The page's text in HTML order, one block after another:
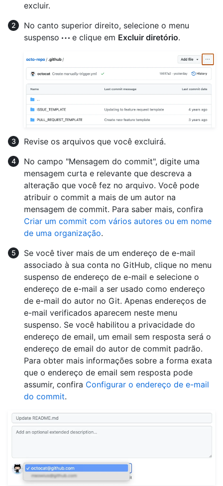
excluir.
No canto superior direito, selecione o menu
suspenso
e clique em Excluir diretório.
Revise os arquivos que você excluirá.
No campo "Mensagem do commit", digite uma
mensagem curta e relevante que descreva a
alteração que você fez no arquivo. Você pode
atribuir o commit a mais de um autor na
mensagem de commit. Para saber mais, confira
Criar um commit com vários autores ou em nome
de uma organização.
Se você tiver mais de um endereço de e-mail
associado à sua conta no GitHub, clique no menu
suspenso de endereço de e-mail e selecione o
endereço de e-mail a ser usado como endereço
de e-mail do autor no Git. Apenas endereços de
e-mail verificados aparecem neste menu
suspenso. Se você habilitou a privacidade do
endereço de email, um email sem resposta será o
endereço de email do autor de commit padrão.
Para obter mais informações sobre a forma exata
que o endereço de email sem resposta pode
assumir, confira Configurar o endereço de e-mail
do commit.